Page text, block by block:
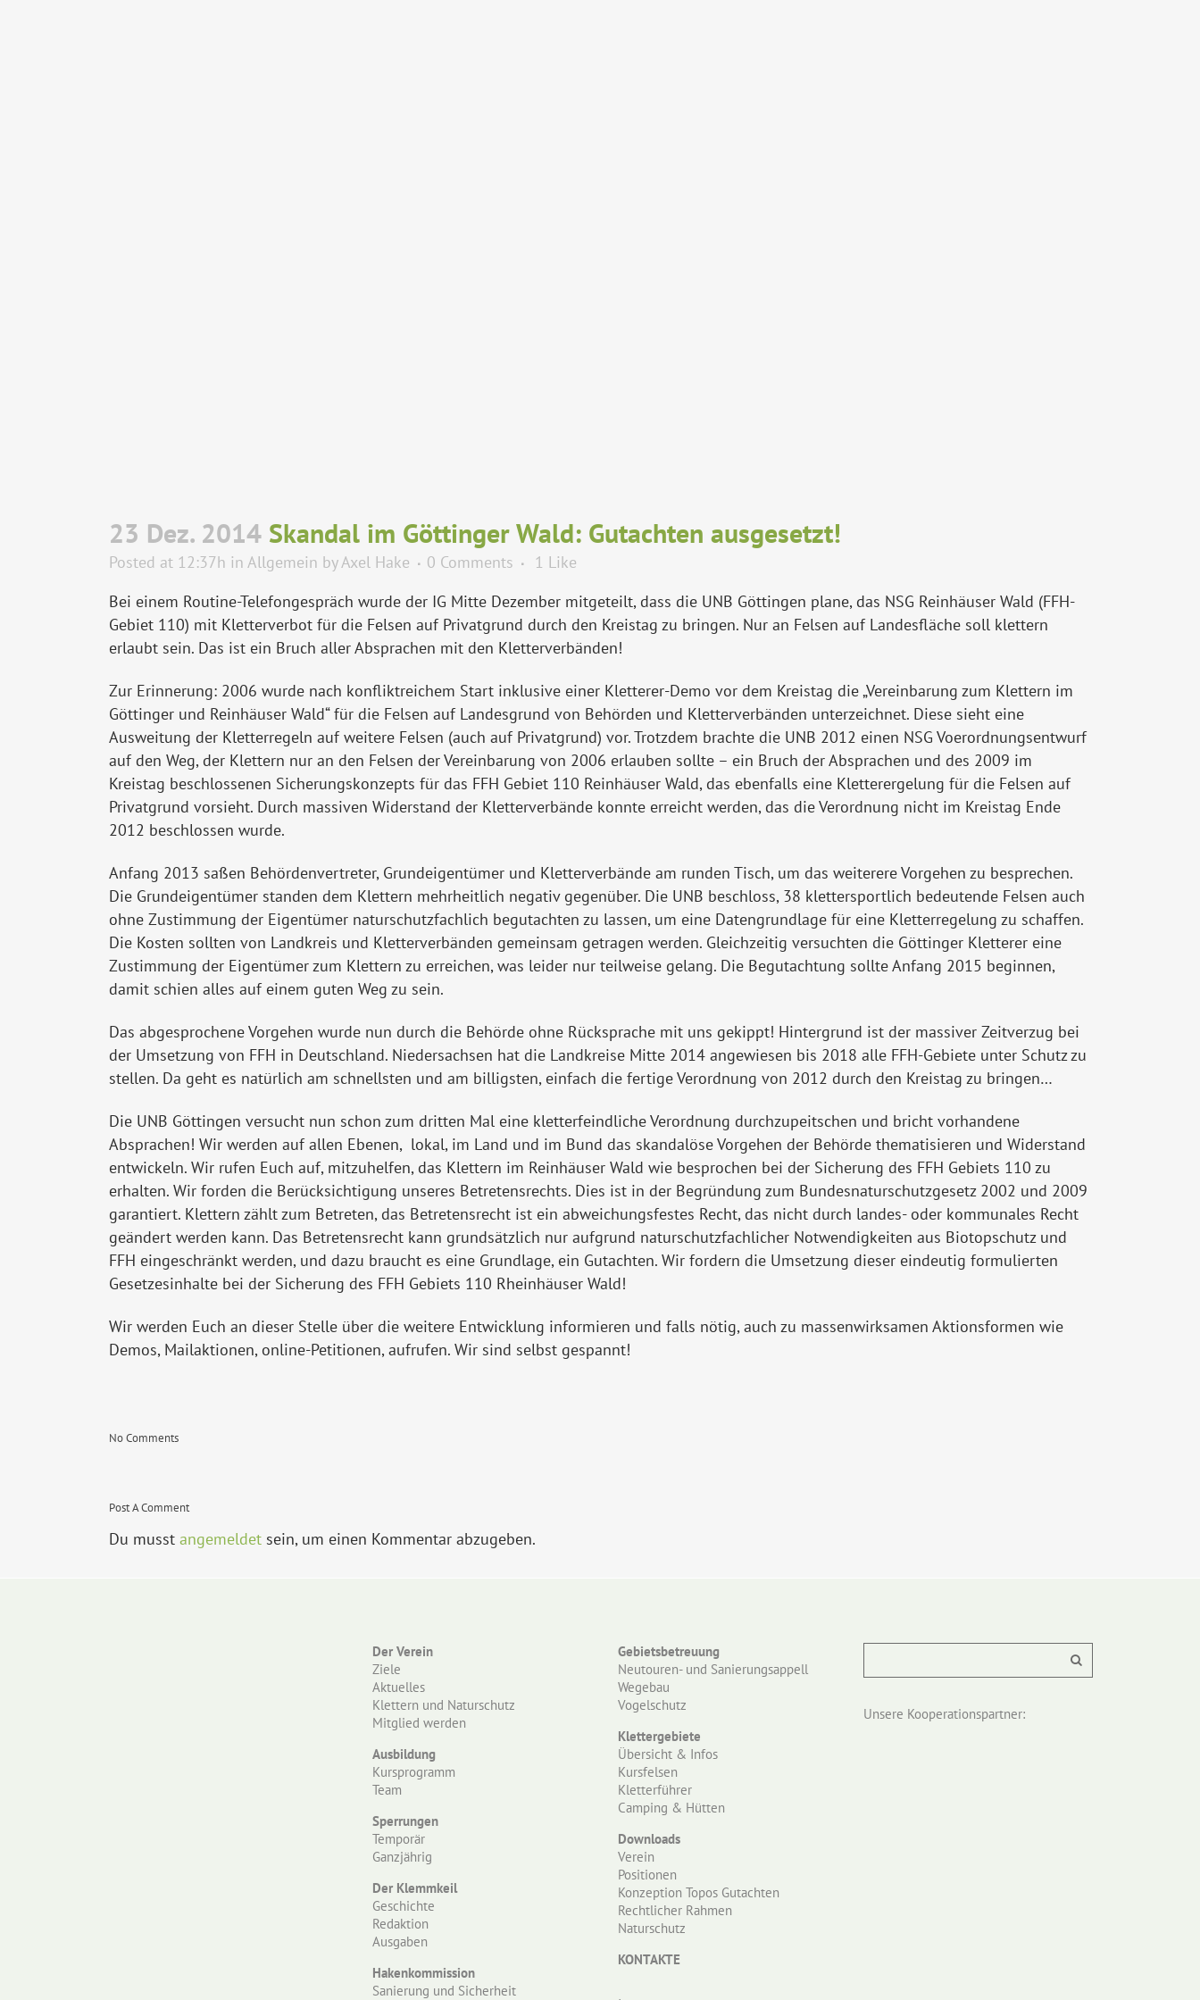
23 Dez. 2014 Skandal im Göttinger Wald: Gutachten ausgesetzt!
Posted at 12:37h in Allgemein byAxel Hake 0 Comments 1 Like
Bei einem Routine-Telefongespräch wurde der IG Mitte Dezember mitgeteilt, dass die UNB Göttingen plane, das NSG Reinhäuser Wald (FFH-
Gebiet 110) mit Kletterverbot für die Felsen auf Privatgrund durch den Kreistag zu bringen. Nur an Felsen auf Landesfläche soll klettern
erlaubt sein. Das ist ein Bruch aller Absprachen mit den Kletterverbänden!
Zur Erinnerung: 2006 wurde nach konfliktreichem Start inklusive einer Kletterer-Demo vor dem Kreistag die „Vereinbarung zum Klettern im
Göttinger und Reinhäuser Wald“ für die Felsen auf Landesgrund von Behörden und Kletterverbänden unterzeichnet. Diese sieht eine
Ausweitung der Kletterregeln auf weitere Felsen (auch auf Privatgrund) vor. Trotzdem brachte die UNB 2012 einen NSG Voerordnungsentwurf
auf den Weg, der Klettern nur an den Felsen der Vereinbarung von 2006 erlauben sollte – ein Bruch der Absprachen und des 2009 im
Kreistag beschlossenen Sicherungskonzepts für das FFH Gebiet 110 Reinhäuser Wald, das ebenfalls eine Kletterergelung für die Felsen auf
Privatgrund vorsieht. Durch massiven Widerstand der Kletterverbände konnte erreicht werden, das die Verordnung nicht im Kreistag Ende
2012 beschlossen wurde.
Anfang 2013 saßen Behördenvertreter, Grundeigentümer und Kletterverbände am runden Tisch, um das weiterere Vorgehen zu besprechen.
Die Grundeigentümer standen dem Klettern mehrheitlich negativ gegenüber. Die UNB beschloss, 38 klettersportlich bedeutende Felsen auch
ohne Zustimmung der Eigentümer naturschutzfachlich begutachten zu lassen, um eine Datengrundlage für eine Kletterregelung zu schaffen.
Die Kosten sollten von Landkreis und Kletterverbänden gemeinsam getragen werden. Gleichzeitig versuchten die Göttinger Kletterer eine
Zustimmung der Eigentümer zum Klettern zu erreichen, was leider nur teilweise gelang. Die Begutachtung sollte Anfang 2015 beginnen,
damit schien alles auf einem guten Weg zu sein.
Das abgesprochene Vorgehen wurde nun durch die Behörde ohne Rücksprache mit uns gekippt! Hintergrund ist der massiver Zeitverzug bei
der Umsetzung von FFH in Deutschland. Niedersachsen hat die Landkreise Mitte 2014 angewiesen bis 2018 alle FFH-Gebiete unter Schutz zu
stellen. Da geht es natürlich am schnellsten und am billigsten, einfach die fertige Verordnung von 2012 durch den Kreistag zu bringen…
Die UNB Göttingen versucht nun schon zum dritten Mal eine kletterfeindliche Verordnung durchzupeitschen und bricht vorhandene
Absprachen! Wir werden auf allen Ebenen, lokal, im Land und im Bund das skandalöse Vorgehen der Behörde thematisieren und Widerstand
entwickeln. Wir rufen Euch auf, mitzuhelfen, das Klettern im Reinhäuser Wald wie besprochen bei der Sicherung des FFH Gebiets 110 zu
erhalten. Wir forden die Berücksichtigung unseres Betretensrechts. Dies ist in der Begründung zum Bundesnaturschutzgesetz 2002 und 2009
garantiert. Klettern zählt zum Betreten, das Betretensrecht ist ein abweichungsfestes Recht, das nicht durch landes- oder kommunales Recht
geändert werden kann. Das Betretensrecht kann grundsätzlich nur aufgrund naturschutzfachlicher Notwendigkeiten aus Biotopschutz und
FFH eingeschränkt werden, und dazu braucht es eine Grundlage, ein Gutachten. Wir fordern die Umsetzung dieser eindeutig formulierten
Gesetzesinhalte bei der Sicherung des FFH Gebiets 110 Rheinhäuser Wald!
Wir werden Euch an dieser Stelle über die weitere Entwicklung informieren und falls nötig, auch zu massenwirksamen Aktionsformen wie
Demos, Mailaktionen, online-Petitionen, aufrufen. Wir sind selbst gespannt!
No Comments
Post A Comment
Du musst angemeldet sein, um einen Kommentar abzugeben.
Der Verein
Ziele
Aktuelles
Klettern und Naturschutz
Mitglied werden
Ausbildung
Kursprogramm
Team
Sperrungen
Temporär
Ganzjährig
Der Klemmkeil
Geschichte
Redaktion
Ausgaben
Hakenkommission
Sanierung und Sicherheit
Gebietsbetreuung
Neutouren- und Sanierungsappell
Wegebau
Vogelschutz
Klettergebiete
Übersicht & Infos
Kursfelsen
Kletterführer
Camping & Hütten
Downloads
Verein
Positionen
Konzeption Topos Gutachten
Rechtlicher Rahmen
Naturschutz
KONTAKTE
Unsere Kooperationspartner: